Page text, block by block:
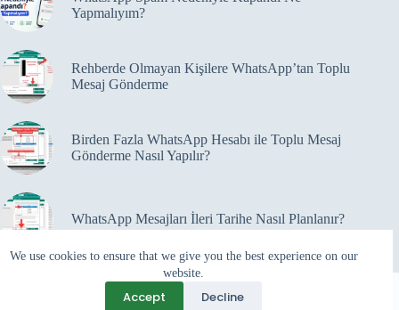
We use cookies to ensure that we give you the best experience on our
website.
Accept Decline
Yapmalıyım?
Rehberde Olmayan Kişilere WhatsApp’tan Toplu
Mesaj Gönderme
Birden Fazla WhatsApp Hesabı ile Toplu Mesaj
Gönderme Nasıl Yapılır?
WhatsApp Mesajları İleri Tarihe Nasıl Planlanır?